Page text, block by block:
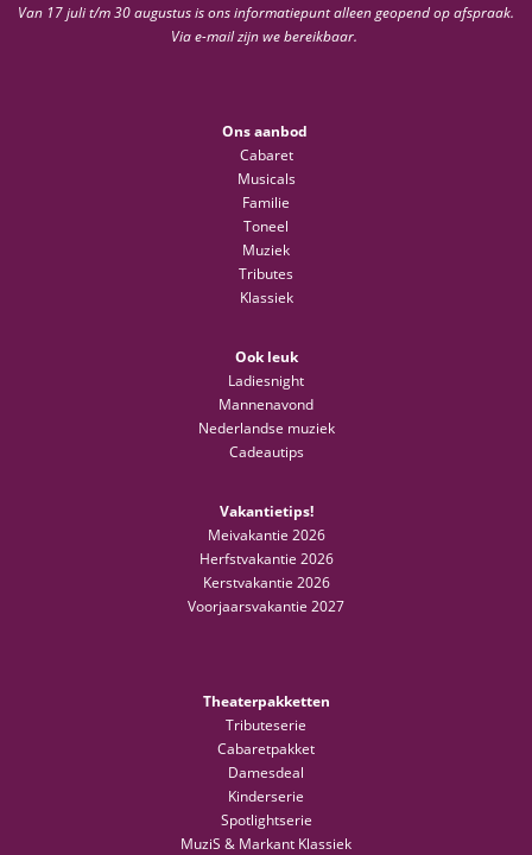
Van 17 juli t/m 30 augustus is ons informatiepunt alleen geopend op afspraak.
Via e-mail zijn we bereikbaar.
Ons aanbod
Cabaret
Musicals
Familie
Toneel
Muziek
Tributes
Klassiek
Ook leuk
Ladiesnight
Mannenavond
Nederlandse muziek
Cadeautips
Vakantietips!
Meivakantie 2026
Herfstvakantie 2026
Kerstvakantie 2026
Voorjaarsvakantie 2027
Theaterpakketten
Tributeserie
Cabaretpakket
Damesdeal
Kinderserie
Spotlightserie
MuziS & Markant Klassiek